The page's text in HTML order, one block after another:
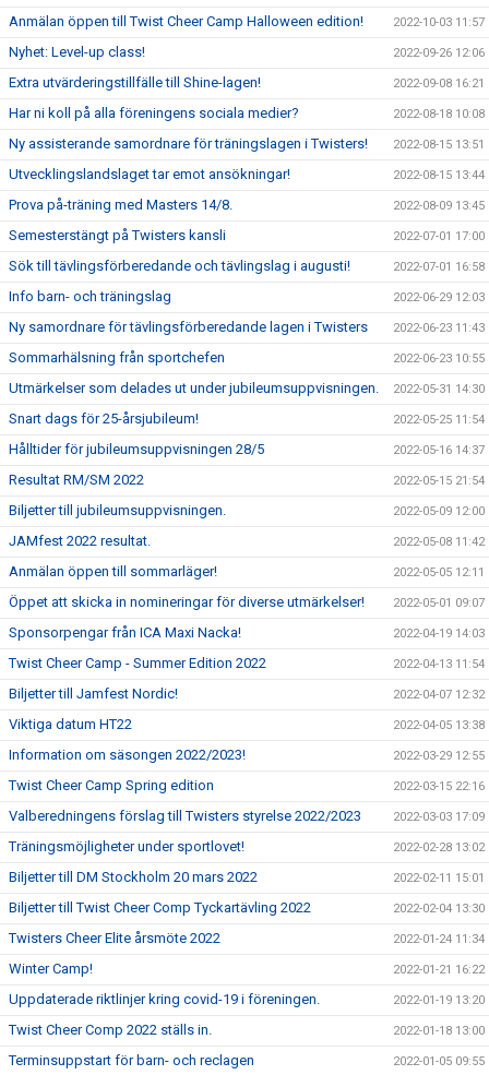
Anmälan öppen till Twist Cheer Camp Halloween edition! 2022-10-03 11:57
Nyhet: Level-up class! 2022-09-26 12:06
Extra utvärderingstillfälle till Shine-lagen! 2022-09-08 16:21
Har ni koll på alla föreningens sociala medier? 2022-08-18 10:08
Ny assisterande samordnare för träningslagen i Twisters! 2022-08-15 13:51
Utvecklingslandslaget tar emot ansökningar! 2022-08-15 13:44
Prova på-träning med Masters 14/8. 2022-08-09 13:45
Semesterstängt på Twisters kansli 2022-07-01 17:00
Sök till tävlingsförberedande och tävlingslag i augusti! 2022-07-01 16:58
Info barn- och träningslag 2022-06-29 12:03
Ny samordnare för tävlingsförberedande lagen i Twisters 2022-06-23 11:43
Sommarhälsning från sportchefen 2022-06-23 10:55
Utmärkelser som delades ut under jubileumsuppvisningen. 2022-05-31 14:30
Snart dags för 25-årsjubileum! 2022-05-25 11:54
Hålltider för jubileumsuppvisningen 28/5 2022-05-16 14:37
Resultat RM/SM 2022 2022-05-15 21:54
Biljetter till jubileumsuppvisningen. 2022-05-09 12:00
JAMfest 2022 resultat. 2022-05-08 11:42
Anmälan öppen till sommarläger! 2022-05-05 12:11
Öppet att skicka in nomineringar för diverse utmärkelser! 2022-05-01 09:07
Sponsorpengar från ICA Maxi Nacka! 2022-04-19 14:03
Twist Cheer Camp - Summer Edition 2022 2022-04-13 11:54
Biljetter till Jamfest Nordic! 2022-04-07 12:32
Viktiga datum HT22 2022-04-05 13:38
Information om säsongen 2022/2023! 2022-03-29 12:55
Twist Cheer Camp Spring edition 2022-03-15 22:16
Valberedningens förslag till Twisters styrelse 2022/2023 2022-03-03 17:09
Träningsmöjligheter under sportlovet! 2022-02-28 13:02
Biljetter till DM Stockholm 20 mars 2022 2022-02-11 15:01
Biljetter till Twist Cheer Comp Tyckartävling 2022 2022-02-04 13:30
Twisters Cheer Elite årsmöte 2022 2022-01-24 11:34
Winter Camp! 2022-01-21 16:22
Uppdaterade riktlinjer kring covid-19 i föreningen. 2022-01-19 13:20
Twist Cheer Comp 2022 ställs in. 2022-01-18 13:00
Terminsuppstart för barn- och reclagen 2022-01-05 09:55